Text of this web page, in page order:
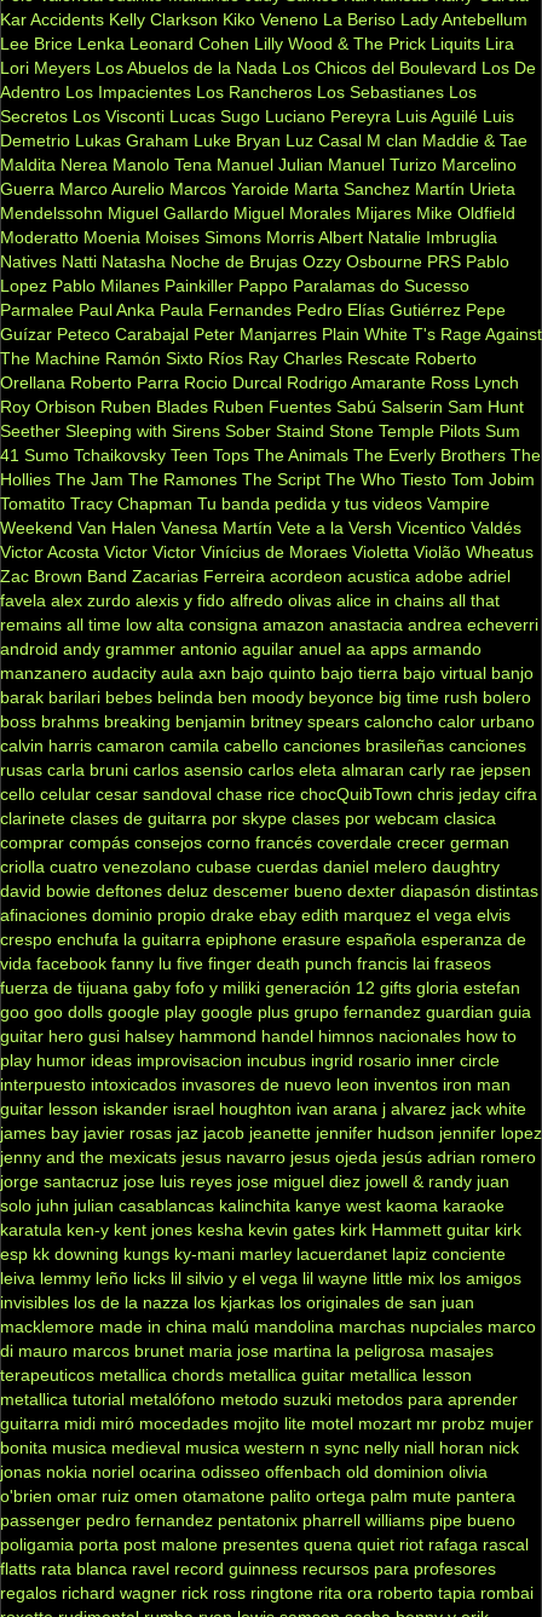
Kar Accidents Kelly Clarkson Kiko Veneno La Beriso Lady Antebellum
Lee Brice Lenka Leonard Cohen Lilly Wood & The Prick Liquits Lira
Lori Meyers Los Abuelos de la Nada Los Chicos del Boulevard Los De
Adentro Los Impacientes Los Rancheros Los Sebastianes Los
Secretos Los Visconti Lucas Sugo Luciano Pereyra Luis Aguilé Luis
Demetrio Lukas Graham Luke Bryan Luz Casal M clan Maddie & Tae
Maldita Nerea Manolo Tena Manuel Julian Manuel Turizo Marcelino
Guerra Marco Aurelio Marcos Yaroide Marta Sanchez Martín Urieta
Mendelssohn Miguel Gallardo Miguel Morales Mijares Mike Oldfield
Moderatto Moenia Moises Simons Morris Albert Natalie Imbruglia
Natives Natti Natasha Noche de Brujas Ozzy Osbourne PRS Pablo
Lopez Pablo Milanes Painkiller Pappo Paralamas do Sucesso
Parmalee Paul Anka Paula Fernandes Pedro Elías Gutiérrez Pepe
Guízar Peteco Carabajal Peter Manjarres Plain White T's Rage Against
The Machine Ramón Sixto Ríos Ray Charles Rescate Roberto
Orellana Roberto Parra Rocio Durcal Rodrigo Amarante Ross Lynch
Roy Orbison Ruben Blades Ruben Fuentes Sabú Salserin Sam Hunt
Seether Sleeping with Sirens Sober Staind Stone Temple Pilots Sum
41 Sumo Tchaikovsky Teen Tops The Animals The Everly Brothers The
Hollies The Jam The Ramones The Script The Who Tiesto Tom Jobim
Tomatito Tracy Chapman Tu banda pedida y tus videos Vampire
Weekend Van Halen Vanesa Martín Vete a la Versh Vicentico Valdés
Victor Acosta Victor Victor Vinícius de Moraes Violetta Violão Wheatus
Zac Brown Band Zacarias Ferreira acordeon acustica adobe adriel
favela alex zurdo alexis y fido alfredo olivas alice in chains all that
remains all time low alta consigna amazon anastacia andrea echeverri
android andy grammer antonio aguilar anuel aa apps armando
manzanero audacity aula axn bajo quinto bajo tierra bajo virtual banjo
barak barilari bebes belinda ben moody beyonce big time rush bolero
boss brahms breaking benjamin britney spears caloncho calor urbano
calvin harris camaron camila cabello canciones brasileñas canciones
rusas carla bruni carlos asensio carlos eleta almaran carly rae jepsen
cello celular cesar sandoval chase rice chocQuibTown chris jeday cifra
clarinete clases de guitarra por skype clases por webcam clasica
comprar compás consejos corno francés coverdale crecer german
criolla cuatro venezolano cubase cuerdas daniel melero daughtry
david bowie deftones deluz descemer bueno dexter diapasón distintas
afinaciones dominio propio drake ebay edith marquez el vega elvis
crespo enchufa la guitarra epiphone erasure española esperanza de
vida facebook fanny lu five finger death punch francis lai fraseos
fuerza de tijuana gaby fofo y miliki generación 12 gifts gloria estefan
goo goo dolls google play google plus grupo fernandez guardian guia
guitar hero gusi halsey hammond handel himnos nacionales how to
play humor ideas improvisacion incubus ingrid rosario inner circle
interpuesto intoxicados invasores de nuevo leon inventos iron man
guitar lesson iskander israel houghton ivan arana j alvarez jack white
james bay javier rosas jaz jacob jeanette jennifer hudson jennifer lopez
jenny and the mexicats jesus navarro jesus ojeda jesús adrian romero
jorge santacruz jose luis reyes jose miguel diez jowell & randy juan
solo juhn julian casablancas kalinchita kanye west kaoma karaoke
karatula ken-y kent jones kesha kevin gates kirk Hammett guitar kirk
esp kk downing kungs ky-mani marley lacuerdanet lapiz conciente
leiva lemmy leño licks lil silvio y el vega lil wayne little mix los amigos
invisibles los de la nazza los kjarkas los originales de san juan
macklemore made in china malú mandolina marchas nupciales marco
di mauro marcos brunet maria jose martina la peligrosa masajes
terapeuticos metallica chords metallica guitar metallica lesson
metallica tutorial metalófono metodo suzuki metodos para aprender
guitarra midi miró mocedades mojito lite motel mozart mr probz mujer
bonita musica medieval musica western n sync nelly niall horan nick
jonas nokia noriel ocarina odisseo offenbach old dominion olivia
o'brien omar ruiz omen otamatone palito ortega palm mute pantera
passenger pedro fernandez pentatonix pharrell williams pipe bueno
poligamia porta post malone presentes quena quiet riot rafaga rascal
flatts rata blanca ravel record guinness recursos para profesores
regalos richard wagner rick ross ringtone rita ora roberto tapia rombai